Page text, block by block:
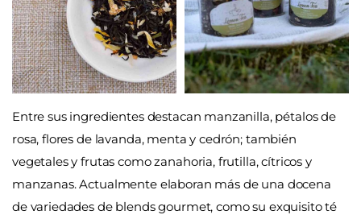
Entre sus ingredientes destacan manzanilla, pétalos de
rosa, flores de lavanda, menta y cedrón; también
vegetales y frutas como zanahoria, frutilla, cítricos y
manzanas. Actualmente elaboran más de una docena
de variedades de blends gourmet, como su exquisito té